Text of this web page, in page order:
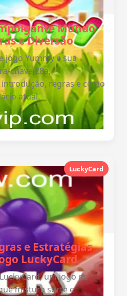
Mundo
e Diversão
jogo Yummy e sua
chave 28a,
regras e como
atual.
LuckyCard
e Estratégias
LuckyCard
um jogo de
mistura sorte e